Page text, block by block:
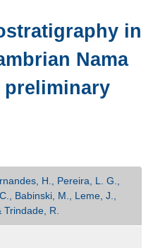
in
Nama
preliminary
H., Pereira, L. G.,
Babinski, M., Leme, J.,
Trindade, R.